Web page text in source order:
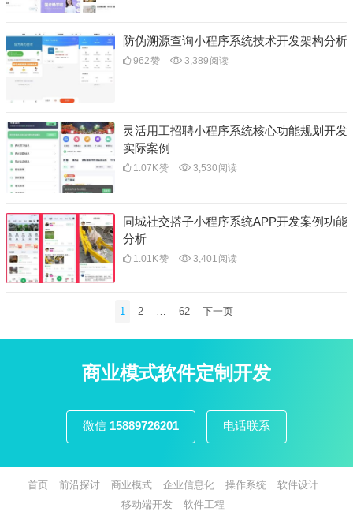
防伪溯源查询小程序系统技术开发架构分析
962赞 3,389 阅读
灵活用工招聘小程序系统核心功能规划开发
实际案例
1.07K赞 3,530 阅读
同城社交搭子小程序系统APP开发案例功能
分析
1.01K赞 3,401 阅读
分
1 2 62 下一页
商业模式软件定制开发
微信 15889726201 电话联系
首页 前沿探讨 商业模式 企业信息化 操作系统
软件设计
移动端开发
软件工程